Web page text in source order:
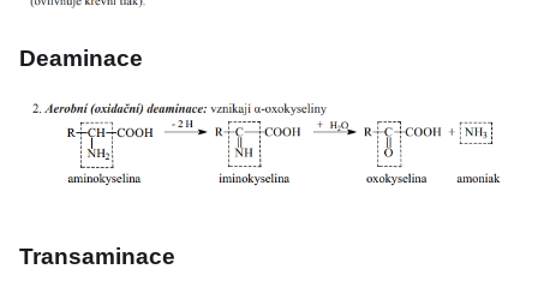
Deaminace
Transaminace